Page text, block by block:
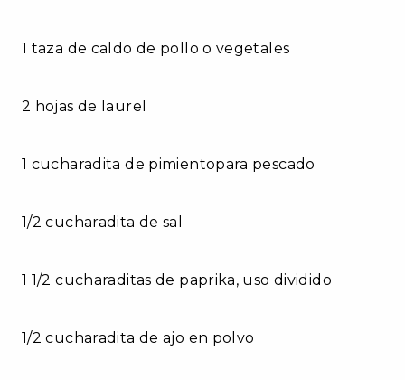
1 taza de caldo de pollo o vegetales
2 hojas de laurel
1 cucharadita de pimientopara pescado
1/2 cucharadita de sal
1 1/2 cucharaditas de paprika, uso dividido
1/2 cucharadita de ajo en polvo